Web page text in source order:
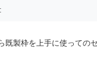
:
既製枠を上手に使っての